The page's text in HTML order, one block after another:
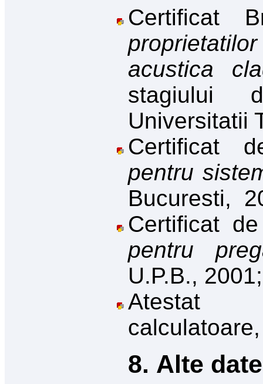
Certificat
acustica
stagiului
Universitatii
Certificat
pentru
Bucuresti,
Certificat
pentru
U.P.B., 2001;
Atestat
8. Alte date